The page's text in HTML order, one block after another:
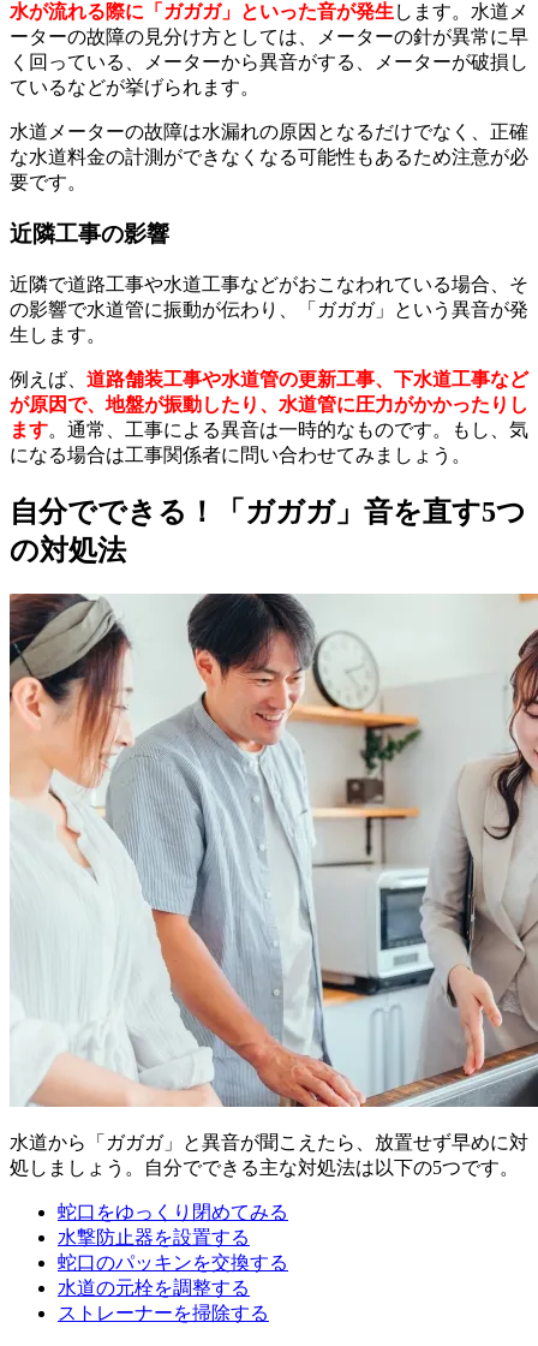
水が流れる際に「ガガガ」といった音が発生 します。水道メ
ーターの故障の見分け方としては、メーターの針が異常に早
く回っている、メーターから異音がする、メーターが破損し
ているなどが挙げられます。
水道メーターの故障は水漏れの原因となるだけでなく、正確
な水道料金の計測ができなくなる可能性もあるため注意が必
要です。
近隣工事の影響
近隣で道路工事や水道工事などがおこなわれている場合、そ
の影響で水道管に振動が伝わり、「ガガガ」という異音が発
生します。
例えば、 道路舗装工事や水道管の更新工事、下水道工事など
が原因で、地盤が振動したり、水道管に圧力がかかったりし
ます。通常、工事による異音は一時的なものです。もし、気
になる場合は工事関係者に問い合わせてみましょう。
自分でできる！「ガガガ」音を直す5つ
の対処法
水道から「ガガガ」と異音が聞こえたら、放置せず早めに対
処しましょう。自分でできる主な対処法は以下の5つです。
蛇口をゆっくり閉めてみる
水撃防止器を設置する
蛇口のパッキンを交換する
水道の元栓を調整する
ストレーナーを掃除する